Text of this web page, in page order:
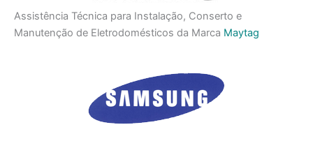
Assistência Técnica para Instalação, Conserto e
Manutenção de Eletrodomésticos da Marca Maytag